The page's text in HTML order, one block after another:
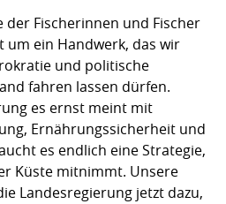
der Fischerinnen und Fischer
um ein Handwerk, das wir
und politische
fahren lassen dürfen.
es ernst meint mit
Ernährungssicherheit und
es endlich eine Strategie,
Küste mitnimmt. Unsere
Landesregierung jetzt dazu,